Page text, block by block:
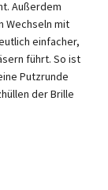
Außerdem
Wechseln mit
einfacher,
führt. So ist
Putzrunde
der Brille